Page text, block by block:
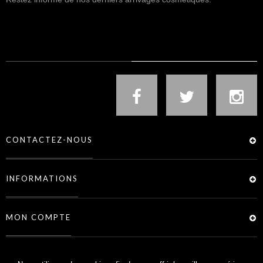
CONTACTEZ-NOUS
INFORMATIONS
MON COMPTE